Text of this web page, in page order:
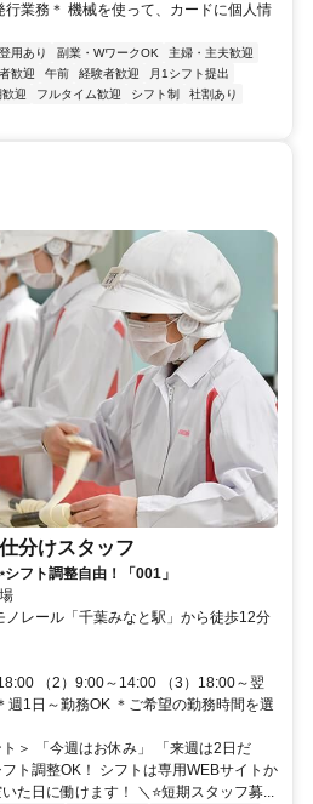
業務＊ 機械を使って、カードに個人情
用あり 副業・WワークOK
主婦・主夫歓迎
歓迎 午前 経験者歓迎
月1シフト提出
迎 フルタイム歓迎 シフト制
社割あり
分けスタッフ
フト調整自由！「001」
レール「千葉みなと駅」から徒歩12分
（2）9:00～14:00 （3）18:00～翌
1日～勤務OK ＊ご希望の勤務時間を選
＞ 「今週はお休み」 「来週は2日だ
ト調整OK！ シフトは専用WEBサイトか
た日に働けます！ ＼⭐短期スタッフ募...